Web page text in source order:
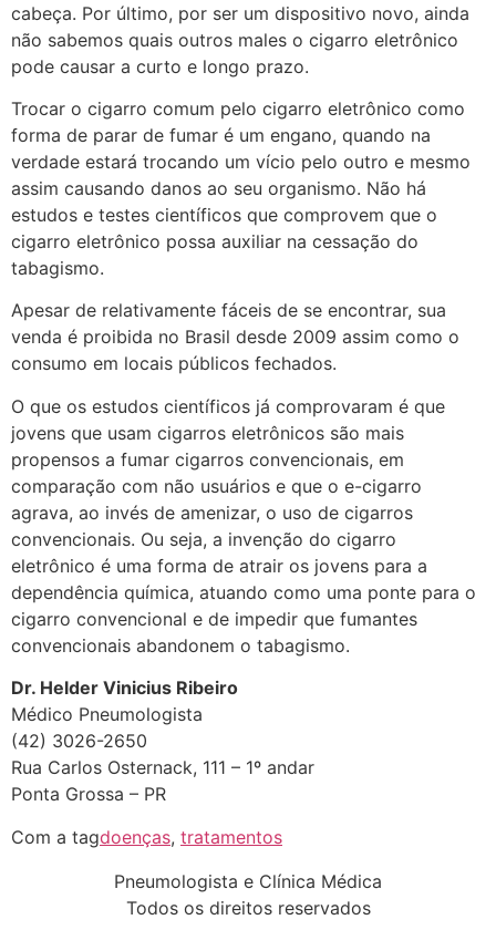
cabeça. Por último, por ser um dispositivo novo, ainda
não sabemos quais outros males o cigarro eletrônico
pode causar a curto e longo prazo.
Trocar o cigarro comum pelo cigarro eletrônico como
forma de parar de fumar é um engano, quando na
verdade estará trocando um vício pelo outro e mesmo
assim causando danos ao seu organismo. Não há
estudos e testes científicos que comprovem que o
cigarro eletrônico possa auxiliar na cessação do
tabagismo.
Apesar de relativamente fáceis de se encontrar, sua
venda é proibida no Brasil desde 2009 assim como o
consumo em locais públicos fechados.
O que os estudos científicos já comprovaram é que
jovens que usam cigarros eletrônicos são mais
propensos a fumar cigarros convencionais, em
comparação com não usuários e que o e-cigarro
agrava, ao invés de amenizar, o uso de cigarros
convencionais. Ou seja, a invenção do cigarro
eletrônico é uma forma de atrair os jovens para a
dependência química, atuando como uma ponte para o
cigarro convencional e de impedir que fumantes
convencionais abandonem o tabagismo.
Dr. Helder Vinicius Ribeiro
Médico Pneumologista
(42) 3026-2650
Rua Carlos Osternack, 111 – 1º andar
Ponta Grossa – PR
Com a tagdoenças, tratamentos
Pneumologista e Clínica Médica
Todos os direitos reservados